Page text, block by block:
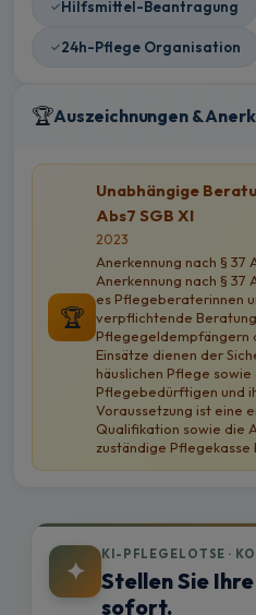
Hilfsmittel-Beantragung
24h-Pflege Organisation
🏆Auszeichnungen &
🏆
Unabhängige
Abs7 SGB XI
2023
Anerkennung nach § 37
Anerkennung nach § 37
es Pflegeberaterinnen
verpflichtende
Pflegegeldempfängern
Einsätze dienen der
häuslichen Pflege
Pflegebedürftigen und
Voraussetzung ist eine
Qualifikation sowie die
zuständige Pflegekasse
✦
KI-PFLEGELOTSE ·
Stellen Sie
sofort.